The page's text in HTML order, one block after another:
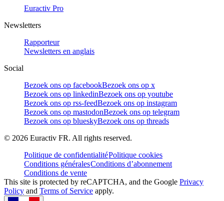
Euractiv Pro
Newsletters
Rapporteur
Newsletters en anglais
Social
Bezoek ons op facebookBezoek ons op x
Bezoek ons op linkedinBezoek ons op youtube
Bezoek ons op rss-feedBezoek ons op instagram
Bezoek ons op mastodonBezoek ons op telegram
Bezoek ons op blueskyBezoek ons op threads
© 2026 Euractiv FR. All rights reserved.
Politique de confidentialitéPolitique cookies
Conditions généralesConditions d’abonnement
Conditions de vente
This site is protected by reCAPTCHA, and the Google Privacy
Policy and Terms of Service apply.